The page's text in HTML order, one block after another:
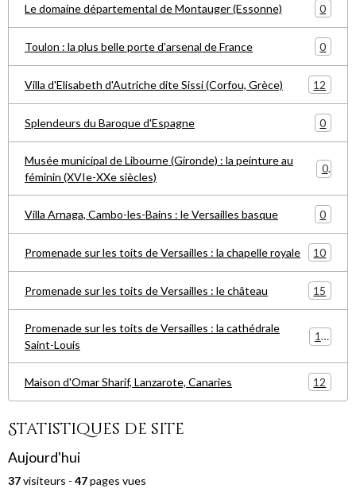
Le domaine départemental de Montauger (Essonne) 0
Toulon : la plus belle porte d'arsenal de France 0
Villa d'Elisabeth d'Autriche dite Sissi (Corfou, Grèce) 12
Splendeurs du Baroque d'Espagne 0
Musée municipal de Libourne (Gironde) : la peinture au
féminin (XVIe-XXe siècles)
0
Villa Arnaga, Cambo-les-Bains : le Versailles basque 0
Promenade sur les toits de Versailles : la chapelle royale 10
Promenade sur les toits de Versailles : le château 15
Promenade sur les toits de Versailles : la cathédrale
Saint-Louis
15
Maison d'Omar Sharif, Lanzarote, Canaries 12
Statistiques de site
Aujourd'hui
37visiteurs - 47pages vues